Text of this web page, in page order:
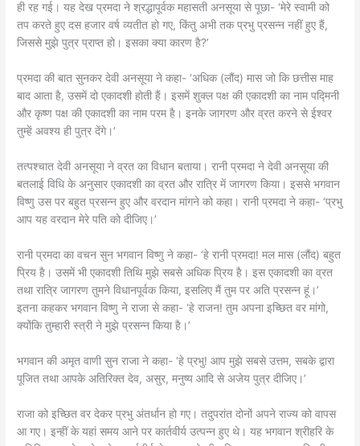
ही रह गई। यह देख प्रमदा ने श्रद्धापूर्वक महासती अनसूया से पूछा- ‘मेरे स्वामी को
तप करते हुए दस हजार वर्ष व्यतीत हो गए, किंतु अभी तक प्रभु प्रसन्न नहीं हुए हैं,
जिससे मुझे पुत्र प्राप्त हो। इसका क्या कारण है?’
प्रमदा की बात सुनकर देवी अनसूया ने कहा- ‘अधिक (लौंद) मास जो कि छत्तीस माह
बाद आता है, उसमें दो एकादशी होती हैं। इसमें शुक्ल पक्ष की एकादशी का नाम पद्मिनी
और कृष्ण पक्ष की एकादशी का नाम परम है। इनके जागरण और व्रत करने से ईश्वर
तुम्हें अवश्य ही पुत्र देंगे।’
तत्पश्चात देवी अनसूया ने व्रत का विधान बताया। रानी प्रमदा ने देवी अनसूया की
बतलाई विधि के अनुसार एकादशी का व्रत और रात्रि में जागरण किया। इससे भगवान
विष्णु उस पर बहुत प्रसन्न हुए और वरदान मांगने को कहा। रानी प्रमदा ने कहा- ‘प्रभु
आप यह वरदान मेरे पति को दीजिए।’
रानी प्रमदा का वचन सुन भगवान विष्णु ने कहा- ‘हे रानी प्रमदा! मल मास (लौंद) बहुत
प्रिय है। उसमें भी एकादशी तिथि मुझे सबसे अधिक प्रिय है। इस एकादशी का व्रत
तथा रात्रि जागरण तुमने विधानपूर्वक किया, इसलिए मैं तुम पर अति प्रसन्न हूं।’
इतना कहकर भगवान विष्णु ने राजा से कहा- ‘हे राजन! तुम अपना इच्छित वर मांगो,
क्योंकि तुम्हारी स्त्री ने मुझे प्रसन्न किया है।’
भगवान की अमृत वाणी सुन राजा ने कहा- ‘हे प्रभु! आप मुझे सबसे उत्तम, सबके द्वारा
पूजित तथा आपके अतिरिक्त देव, असुर, मनुष्य आदि से अजेय पुत्र दीजिए।’
राजा को इच्छित वर देकर प्रभु अंतर्धान हो गए। तदुपरांत दोनों अपने राज्य को वापस
आ गए। इन्हीं के यहां समय आने पर कार्तवीर्य उत्पन्न हुए थे। यह भगवान श्रीहरि के